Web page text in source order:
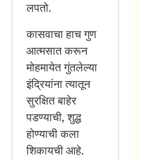
लपतो.
कासवाचा हाच गुण
आत्मसात करून
मोहमायेत गुंतलेल्या
इंद्रियांना त्यातून
सुरक्षित बाहेर
पडण्याची, शुद्ध
होण्याची कला
शिकायची आहे.